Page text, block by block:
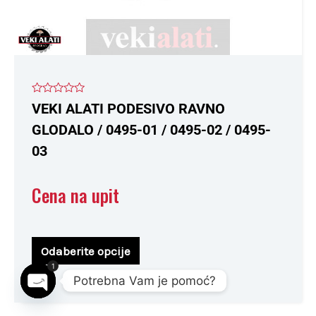
Ocenjeno
sa
od
VEKI ALATI PODESIVO RAVNO
GLODALO / 0495-01 / 0495-02 / 0495-
03
Cena na upit
Odaberite opcije
proizvoda.
Potrebna Vam je pomoć?
1